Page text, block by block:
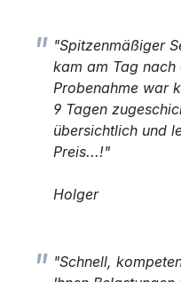
"Spitzenmäßiger
kam am Tag nach
Probenahme war
9 Tagen
übersichtlich und
Preis...!"
Holger
"Schnell,